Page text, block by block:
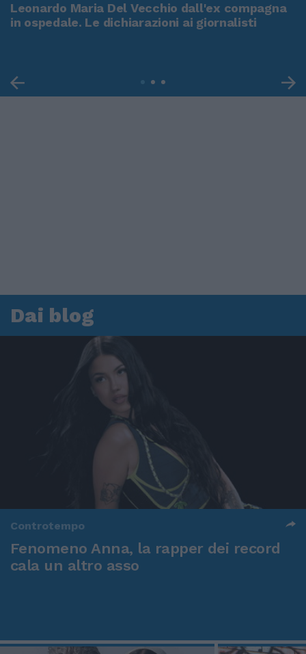
Leonardo Maria Del Vecchio dall'ex compagna
in ospedale. Le dichiarazioni ai giornalisti
Dai blog
Controtempo
Fenomeno Anna, la rapper dei record
cala un altro asso